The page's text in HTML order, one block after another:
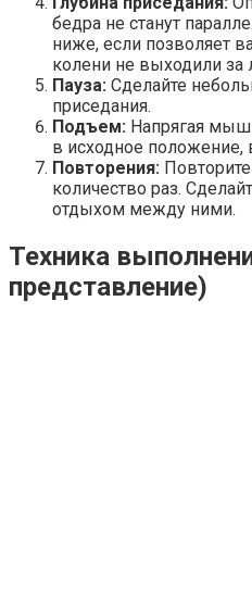
бедра не станут
ниже, если позволяет
колени не выходили за
Пауза: Сделайте
приседания.
Подъем: Напрягая
в исходное положение,
Повторения:
количество раз.
отдыхом между ними.
Техника
представление)